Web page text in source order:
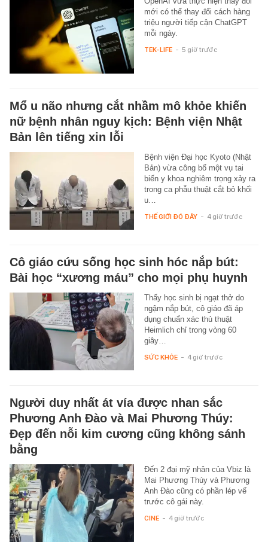
mới có thể thay đổi cách hàng
triệu người tiếp cận ChatGPT
mỗi ngày.
TEK-LIFE - 5 giờ trước
Mổ u não nhưng cắt nhầm mô khỏe khiến
nữ bệnh nhân nguy kịch: Bệnh viện Nhật
Bản lên tiếng xin lỗi
Bệnh viện Đại học Kyoto (Nhật
Bản) vừa công bố một vụ tai
biến y khoa nghiêm trọng xảy ra
trong ca phẫu thuật cắt bỏ khối
u…
THẾ GIỚI ĐÓ ĐÂY - 4 giờ trước
Cô giáo cứu sống học sinh hóc nắp bút:
Bài học “xương máu” cho mọi phụ huynh
Thấy học sinh bị ngạt thở do
ngậm nắp bút, cô giáo đã áp
dụng chuẩn xác thủ thuật
Heimlich chỉ trong vòng 60
giây…
SỨC KHỎE - 4 giờ trước
Người duy nhất át vía được nhan sắc
Phương Anh Đào và Mai Phương Thúy:
Đẹp đến nỗi kim cương cũng không sánh
bằng
Đến 2 đại mỹ nhân của Vbiz là
Mai Phương Thúy và Phương
Anh Đào cũng có phần lép vế
trước cô gái này.
CINE - 4 giờ trước